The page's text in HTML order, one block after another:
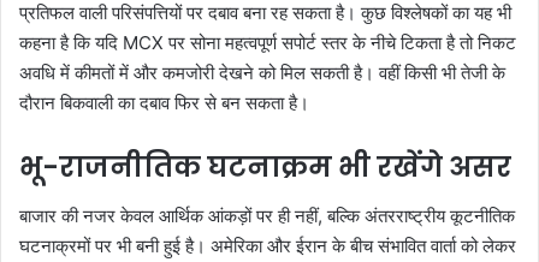
प्रतिफल वाली परिसंपत्तियों पर दबाव बना रह सकता है। कुछ विश्लेषकों का यह भी
कहना है कि यदि MCX पर सोना महत्वपूर्ण सपोर्ट स्तर के नीचे टिकता है तो निकट
अवधि में कीमतों में और कमजोरी देखने को मिल सकती है। वहीं किसी भी तेजी के
दौरान बिकवाली का दबाव फिर से बन सकता है।
भू-राजनीतिक घटनाक्रम भी रखेंगे असर
बाजार की नजर केवल आर्थिक आंकड़ों पर ही नहीं, बल्कि अंतरराष्ट्रीय कूटनीतिक
घटनाक्रमों पर भी बनी हुई है। अमेरिका और ईरान के बीच संभावित वार्ता को लेकर